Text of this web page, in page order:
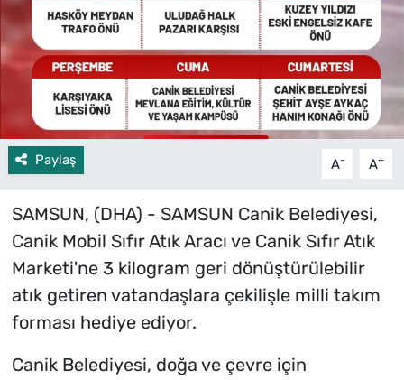
Paylaş A- A+
SAMSUN, (DHA) - SAMSUN Canik Belediyesi,
Canik Mobil Sıfır Atık Aracı ve Canik Sıfır Atık
Marketi'ne 3 kilogram geri dönüştürülebilir
atık getiren vatandaşlara çekilişle milli takım
forması hediye ediyor.
Canik Belediyesi, doğa ve çevre için